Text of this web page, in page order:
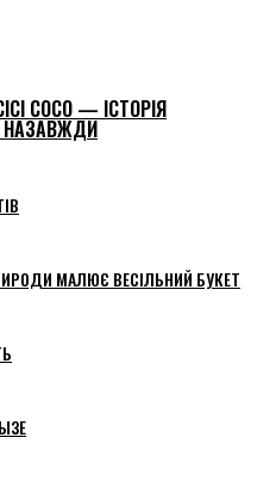
COCO — ІСТОРІЯ
МАЛЮЄ ВЕСІЛЬНИЙ БУКЕТ